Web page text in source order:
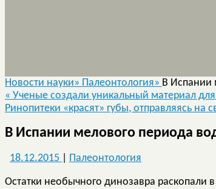
Новости науки» Палеонтология» В Испании
« Ученые создали уникальный материал
Ринопитеки «красят» губы, отправляясь на
В Испании мелового периода
18.12.2015 Палеонтология
Остатки необычного динозавра раскопали